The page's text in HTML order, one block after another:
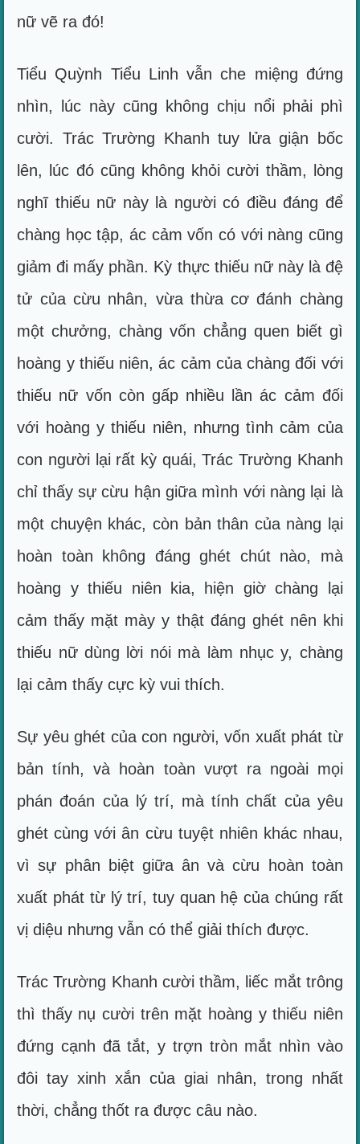
nữ vẽ ra đó!
Tiểu Quỳnh Tiểu Linh vẫn che miệng đứng
nhìn, lúc này cũng không chịu nổi phải phì
cười. Trác Trường Khanh tuy lửa giận bốc
lên, lúc đó cũng không khỏi cười thầm, lòng
nghĩ thiếu nữ này là người có điều đáng để
chàng học tập, ác cảm vốn có với nàng cũng
giảm đi mấy phần. Kỳ thực thiếu nữ này là đệ
tử của cừu nhân, vừa thừa cơ đánh chàng
một chưởng, chàng vốn chẳng quen biết gì
hoàng y thiếu niên, ác cảm của chàng đối với
thiếu nữ vốn còn gấp nhiều lần ác cảm đối
với hoàng y thiếu niên, nhưng tình cảm của
con người lại rất kỳ quái, Trác Trường Khanh
chỉ thấy sự cừu hận giữa mình với nàng lại là
một chuyện khác, còn bản thân của nàng lại
hoàn toàn không đáng ghét chút nào, mà
hoàng y thiếu niên kia, hiện giờ chàng lại
cảm thấy mặt mày y thật đáng ghét nên khi
thiếu nữ dùng lời nói mà làm nhục y, chàng
lại cảm thấy cực kỳ vui thích.
Sự yêu ghét của con người, vốn xuất phát từ
bản tính, và hoàn toàn vượt ra ngoài mọi
phán đoán của lý trí, mà tính chất của yêu
ghét cùng với ân cừu tuyệt nhiên khác nhau,
vì sự phân biệt giữa ân và cừu hoàn toàn
xuất phát từ lý trí, tuy quan hệ của chúng rất
vị diệu nhưng vẫn có thể giải thích được.
Trác Trường Khanh cười thầm, liếc mắt trông
thì thấy nụ cười trên mặt hoàng y thiếu niên
đứng cạnh đã tắt, y trợn tròn mắt nhìn vào
đôi tay xinh xắn của giai nhân, trong nhất
thời, chẳng thốt ra được câu nào.